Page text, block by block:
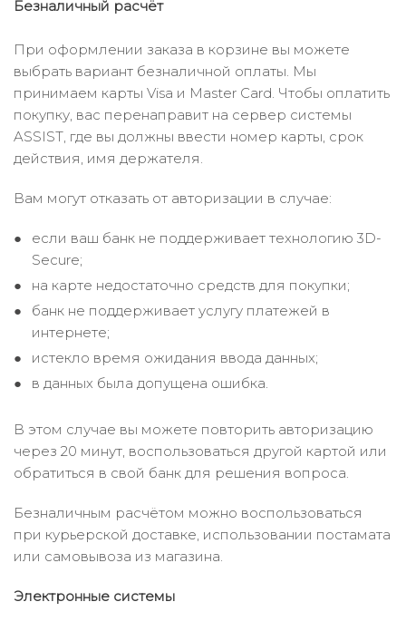
Безналичный расчёт
При оформлении заказа в корзине вы можете
выбрать вариант безналичной оплаты. Мы
принимаем карты Visa и Master Card. Чтобы оплатить
покупку, вас перенаправит на сервер системы
ASSIST, где вы должны ввести номер карты, срок
действия, имя держателя.
Вам могут отказать от авторизации в случае:
если ваш банк не поддерживает технологию 3D-
Secure;
на карте недостаточно средств для покупки;
банк не поддерживает услугу платежей в
интернете;
истекло время ожидания ввода данных;
в данных была допущена ошибка.
В этом случае вы можете повторить авторизацию
через 20 минут, воспользоваться другой картой или
обратиться в свой банк для решения вопроса.
Безналичным расчётом можно воспользоваться
при курьерской доставке, использовании постамата
или самовывоза из магазина.
Электронные системы